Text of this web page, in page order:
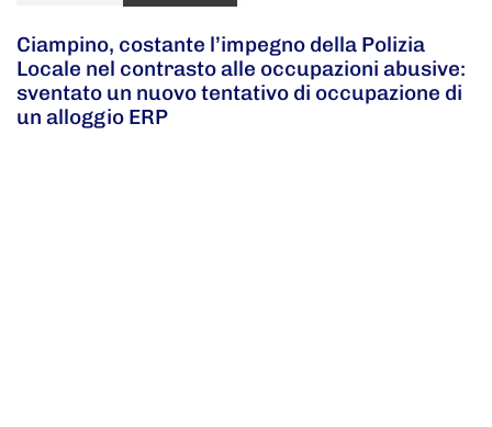
Ciampino, costante l’impegno della Polizia
Locale nel contrasto alle occupazioni abusive:
sventato un nuovo tentativo di occupazione di
un alloggio ERP